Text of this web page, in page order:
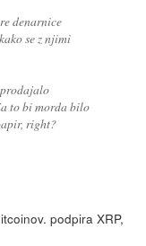
denarnice
se z njimi
to bi morda bilo
right?
podpira XRP,